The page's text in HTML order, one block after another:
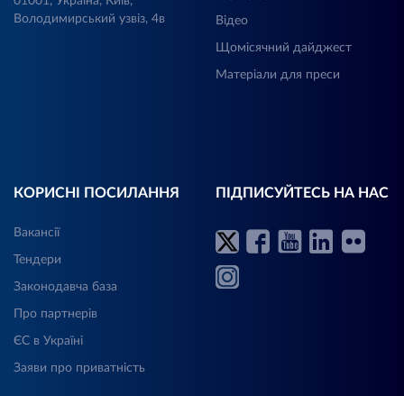
Володимирський узвіз, 4в
Відео
Щомісячний дайджест
Матеріали для преси
КОРИСНІ ПОСИЛАННЯ
Вакансії
Тендери
Законодавча база
Про партнерів
ЄС в Україні
Заяви про приватність
ПІДПИСУЙТЕСЬ НА НАС